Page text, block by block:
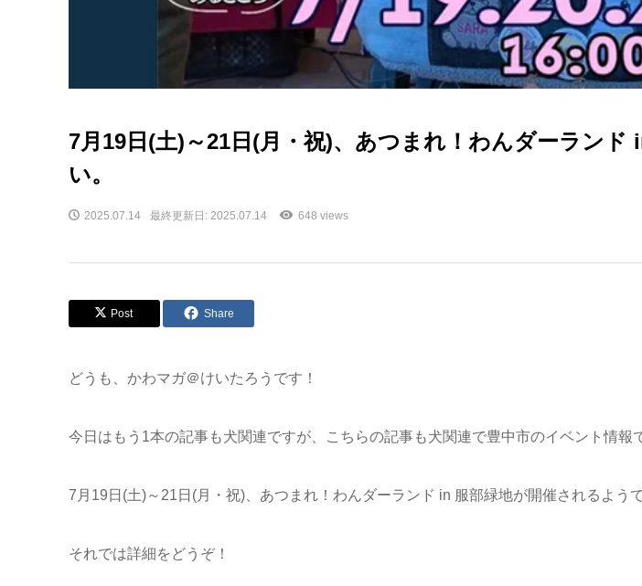
7月19日(土)～21日(月・祝)、あつまれ！わんダーランド
い。
2025.07.14 最終更新日: 2025.07.14 648 views
Post Share
どうも、かわマガ＠けいたろうです！
今日はもう1本の記事も犬関連ですが、こちらの記事も犬関連で豊中市のイベント情報
7月19日(土)～21日(月・祝)、あつまれ！わんダーランド in 服部緑地が開催されるようで
それでは詳細をどうぞ！